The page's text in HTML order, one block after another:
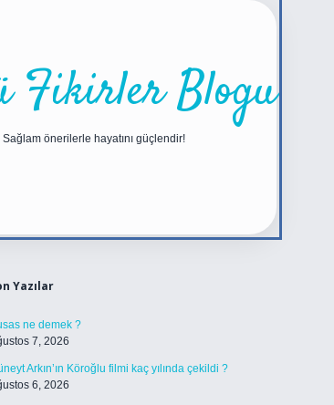
Fikirler Blogu
Sağlam önerilerle hayatını güçlendir!
Yazılar
ne demek ?
7, 2026
Arkın’ın Köroğlu filmi kaç yılında çekildi ?
6, 2026